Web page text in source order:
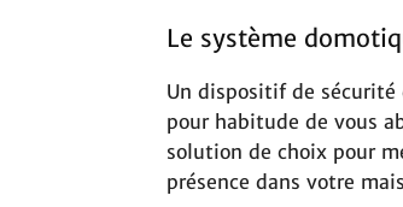
Le système
Un dispositif de sécurité
pour habitude de vous
solution de choix pour
présence dans votre